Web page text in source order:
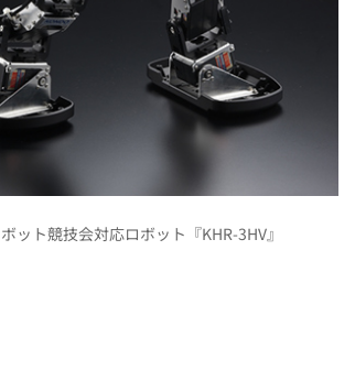
ット競技会対応ロボット『KHR-3HV』